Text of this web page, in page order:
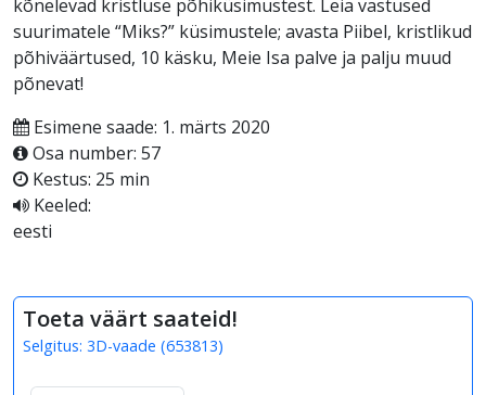
kõnelevad kristluse põhiküsimustest. Leia vastused
suurimatele “Miks?” küsimustele; avasta Piibel, kristlikud
põhiväärtused, 10 käsku, Meie Isa palve ja palju muud
põnevat!
Esimene saade: 1. märts 2020
Osa number: 57
Kestus: 25 min
Keeled:
eesti
Toeta väärt saateid!
Selgitus: 3D-vaade (653813)